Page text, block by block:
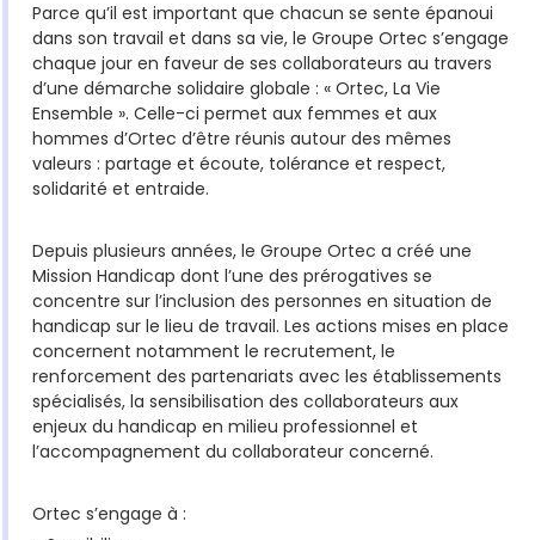
Parce qu’il est important que chacun se sente épanoui
dans son travail et dans sa vie, le Groupe Ortec s’engage
chaque jour en faveur de ses collaborateurs au travers
d’une démarche solidaire globale : « Ortec, La Vie
Ensemble ». Celle-ci permet aux femmes et aux
hommes d’Ortec d’être réunis autour des mêmes
valeurs : partage et écoute, tolérance et respect,
solidarité et entraide.
Depuis plusieurs années, le Groupe Ortec a créé une
Mission Handicap dont l’une des prérogatives se
concentre sur l’inclusion des personnes en situation de
handicap sur le lieu de travail. Les actions mises en place
concernent notamment le recrutement, le
renforcement des partenariats avec les établissements
spécialisés, la sensibilisation des collaborateurs aux
enjeux du handicap en milieu professionnel et
l’accompagnement du collaborateur concerné.
Ortec s’engage à :